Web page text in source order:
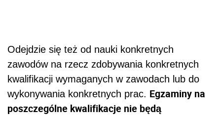
Odejdzie się też od nauki konkretnych
zawodów na rzecz zdobywania konkretnych
kwalifikacji wymaganych w zawodach lub do
wykonywania konkretnych prac. Egzaminy na
poszczególne kwalifikacje nie będą